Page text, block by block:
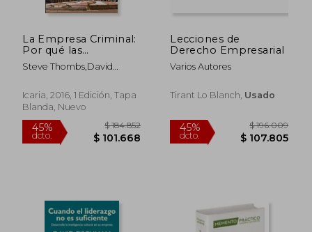
La Empresa Criminal:
Por qué las
Corporaciones
Deben ser Abolidas
Steve Thombs,David
Icaria, 2016, 1 Edición, Tapa
Blanda, Nuevo
Lecciones de
Derecho Empresarial
Varios Autores
Tirant Lo Blanch, Usado